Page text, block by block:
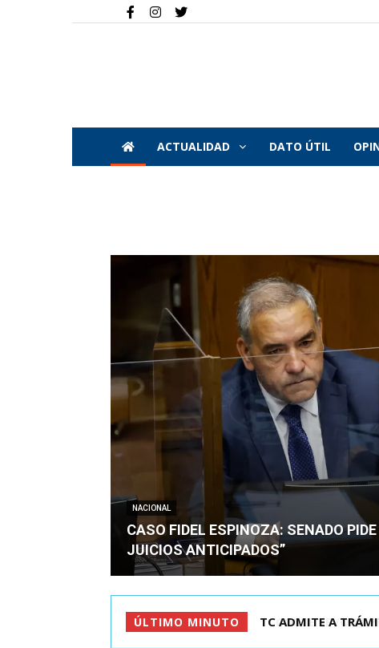
ACTUALIDAD DATO ÚTIL
NACIONAL
CASO FIDEL ESPINOZA: SENADO
JUICIOS ANTICIPADOS”
ÚLTIMO MINUTO CORTE REVOCA